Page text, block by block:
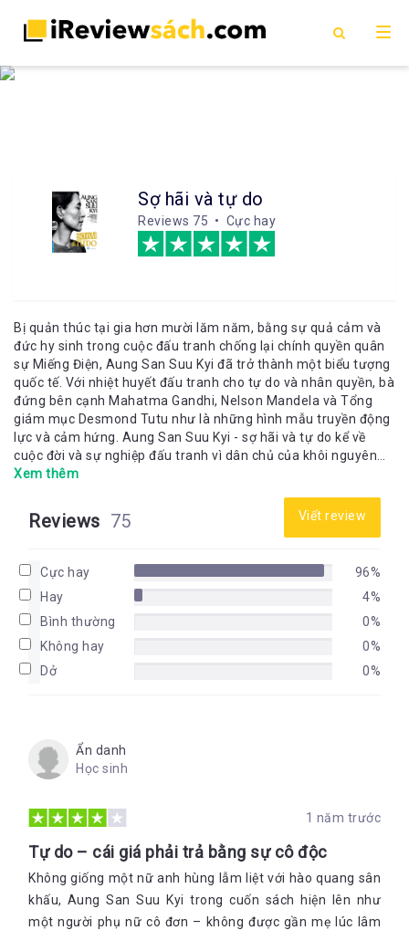
Sợ hãi và tự do
Reviews 75 • Cực hay
Bị quản thúc tại gia hơn mười lăm năm, bằng sự quả cảm và
đức hy sinh trong cuộc đấu tranh chống lại chính quyền quân
sự Miếng Điện, Aung San Suu Kyi đã trở thành một biểu tượng
quốc tế. Với nhiệt huyết đấu tranh cho tự do và nhân quyền, bà
đứng bên cạnh Mahatma Gandhi, Nelson Mandela và Tổng
giám mục Desmond Tutu như là những hình mẫu truyền động
lực và cảm hứng. Aung San Suu Kyi - sợ hãi và tự do kể về
cuộc đời và sự nghiệp đấu tranh vì dân chủ của khôi nguyên
Nobel Hòa bình. Hình ảnh cá nhân và ngôn phong mạnh mẽ
thường của người phụ nữ này, bên cạnh nhận xét của người
thân, bạn bè và các nhân vật nổi tiếng. Cách dẫn truyện và các
bền chặt giữa bà Aung San Suu Kyi và Miến Điện. Cùng với các
nhà nhiếp ảnh trẻ tuổi xuất sắc nhất của Miến Điện, ông dõi
theo những bước đi của tiến trình dân chủ gần đây cũng như
nêu lên những thách thức lớn lao còn nằm phía trước.
Xem thêm
Reviews 75 Viết review
Cực hay
96%
Hay
4%
Bình thường
0%
Không hay
0%
Dở
0%
Ẩn danh
Học sinh
1 năm trước
Tự do – cái giá phải trả bằng sự cô độc
Không giống một nữ anh hùng lẫm liệt với hào quang sân
khấu, Aung San Suu Kyi trong cuốn sách hiện lên như
một người phụ nữ cô đơn – không được gần mẹ lúc lâm